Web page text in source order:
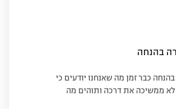
בהנחה
כבר זמן מה שאנחנו יודעים כי
ממשיכה את דרכה ותוהים מה